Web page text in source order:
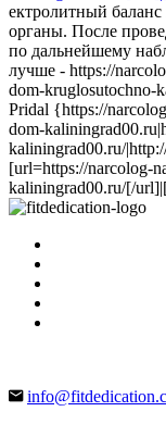
ектролитный
органы. После
по дальнейшему
лучше - https://
dom-kruglosutochno-
Pridal {https://
dom-
kaliningrad00.ru/
[url=https://narcolog-
kaliningrad00.ru/[/